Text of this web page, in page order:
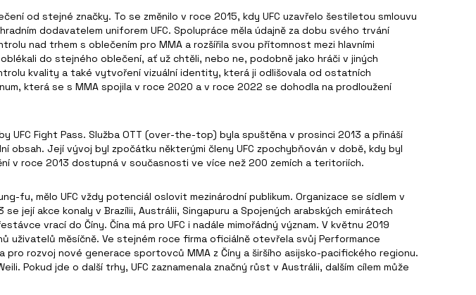
od stejné značky. To se změnilo v roce 2015, kdy UFC uzavřelo šestiletou smlouvu
dodavatelem uniforem UFC. Spolupráce měla údajně za dobu svého trvání
nad trhem s oblečením pro MMA a rozšířila svou přítomnost mezi hlavními
do stejného oblečení, ať už chtěli, nebo ne, podobně jako hráči v jiných
kvality a také vytvoření vizuální identity, která ji odlišovala od ostatních
která se s MMA spojila v roce 2020 a v roce 2022 se dohodla na prodloužení
UFC Fight Pass. Služba OTT (over-the-top) byla spuštěna v prosinci 2013 a přináší
obsah. Její vývoj byl zpočátku některými členy UFC zpochybňován v době, kdy byl
v roce 2013 dostupná v současnosti ve více než 200 zemích a teritoriích.
fu, mělo UFC vždy potenciál oslovit mezinárodní publikum. Organizace se sídlem v
její akce konaly v Brazílii, Austrálii, Singapuru a Spojených arabských emirátech
vrací do Číny. Čína má pro UFC i nadále mimořádný význam. V květnu 2019
uživatelů měsíčně. Ve stejném roce firma oficiálně otevřela svůj Performance
rozvoj nové generace sportovců MMA z Číny a širšího asijsko-pacifického regionu.
Pokud jde o další trhy, UFC zaznamenala značný růst v Austrálii, dalším cílem může